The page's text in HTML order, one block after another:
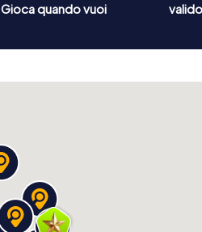
Gioca quando vuoi